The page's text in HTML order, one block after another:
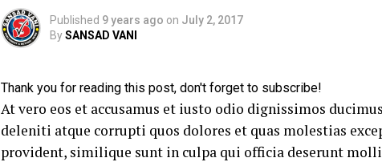
Published 9 years ago on July 2, 2017
BySANSAD VANI
Thank you for reading this post, don't forget to subscribe!
At vero eos et accusamus et iusto odio dignissimos
deleniti atque corrupti quos dolores et quas molestias
provident, similique sunt in culpa qui officia deserunt